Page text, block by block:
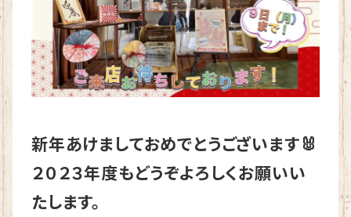
新年あけましておめでとうございます🐰
２０２３年度もどうぞよろしくお願いい
たします。